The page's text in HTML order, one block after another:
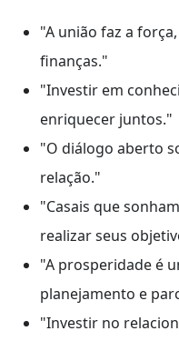
"A união faz a
finanças."
"Investir em
enriquecer juntos."
"O diálogo aberto
relação."
"Casais que
realizar seus
"A prosperidade é
planejamento e
"Investir no